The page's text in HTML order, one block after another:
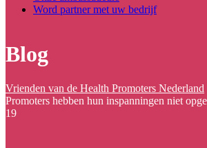
Word partner met uw bedrijf
Blog
Vrienden van de Health Promoters Nederland
Promoters hebben hun inspanningen niet
19